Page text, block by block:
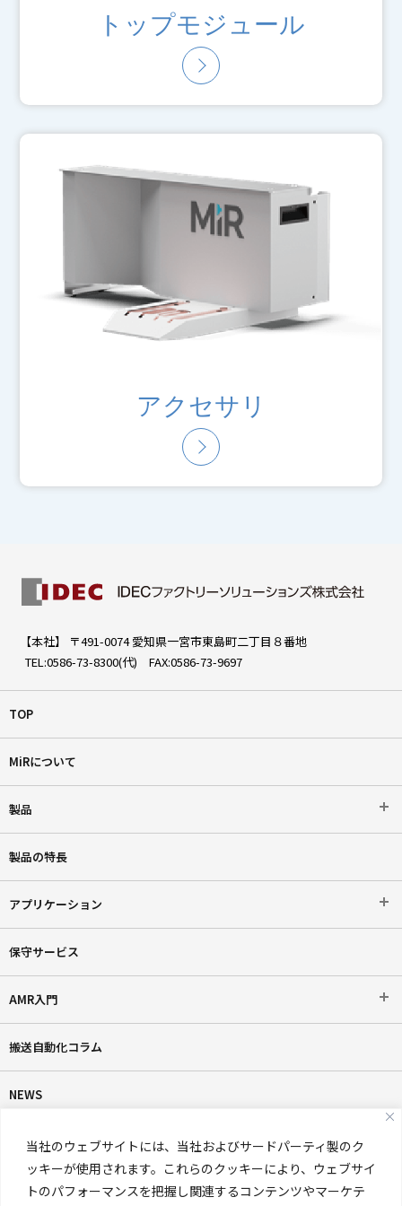
当社のウェブサイトには、当社およびサードパーティ製のク
ッキーが使用されます。これらのクッキーにより、ウェブサイ
トのパフォーマンスを把握し関連するコンテンツやマーケテ
トップモジュール
アクセサリ
【本社】 〒491-0074 愛知県一宮市東島町二丁目８番地
TEL:0586-73-8300(代) FAX:0586-73-9697
TOP
MiRについて
製品
製品の特長
アプリケーション
保守サービス
AMR入門
搬送自動化コラム
NEWS
AMR超入門ダウンロード
製品カタログダウンロード